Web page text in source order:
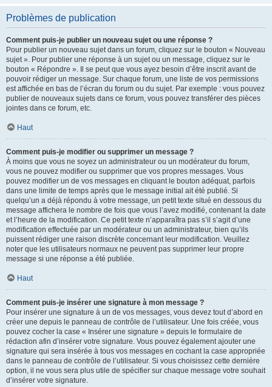
Problèmes de publication
Comment puis-je publier un nouveau sujet ou une réponse ?
Pour publier un nouveau sujet dans un forum, cliquez sur le bouton « Nouveau
sujet ». Pour publier une réponse à un sujet ou un message, cliquez sur le
bouton « Répondre ». Il se peut que vous ayez besoin d’être inscrit avant de
pouvoir rédiger un message. Sur chaque forum, une liste de vos permissions
est affichée en bas de l’écran du forum ou du sujet. Par exemple : vous pouvez
publier de nouveaux sujets dans ce forum, vous pouvez transférer des pièces
jointes dans ce forum, etc.
Haut
Comment puis-je modifier ou supprimer un message ?
À moins que vous ne soyez un administrateur ou un modérateur du forum,
vous ne pouvez modifier ou supprimer que vos propres messages. Vous
pouvez modifier un de vos messages en cliquant le bouton adéquat, parfois
dans une limite de temps après que le message initial ait été publié. Si
quelqu’un a déjà répondu à votre message, un petit texte situé en dessous du
message affichera le nombre de fois que vous l’avez modifié, contenant la date
et l’heure de la modification. Ce petit texte n’apparaîtra pas s’il s’agit d’une
modification effectuée par un modérateur ou un administrateur, bien qu’ils
puissent rédiger une raison discrète concernant leur modification. Veuillez
noter que les utilisateurs normaux ne peuvent pas supprimer leur propre
message si une réponse a été publiée.
Haut
Comment puis-je insérer une signature à mon message ?
Pour insérer une signature à un de vos messages, vous devez tout d’abord en
créer une depuis le panneau de contrôle de l’utilisateur. Une fois créée, vous
pouvez cocher la case « Insérer une signature » depuis le formulaire de
rédaction afin d’insérer votre signature. Vous pouvez également ajouter une
signature qui sera insérée à tous vos messages en cochant la case appropriée
dans le panneau de contrôle de l’utilisateur. Si vous choisissez cette dernière
option, il ne vous sera plus utile de spécifier sur chaque message votre souhait
d’insérer votre signature.